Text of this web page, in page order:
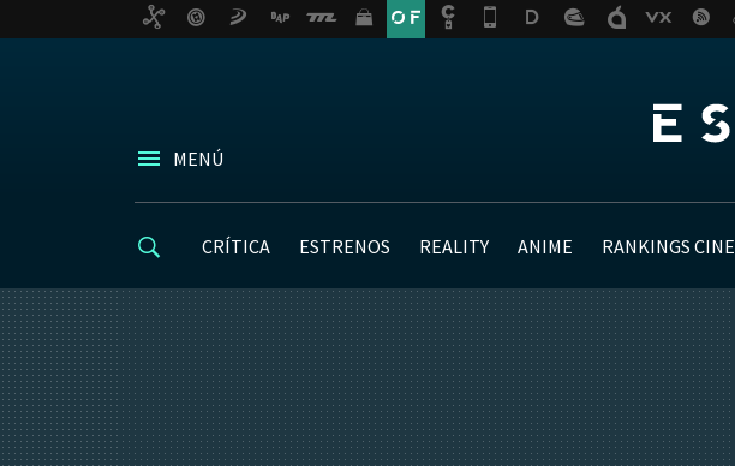
MENÚ
CRÍTICA ESTRENOS REALITY ANIME RANKINGS CINE